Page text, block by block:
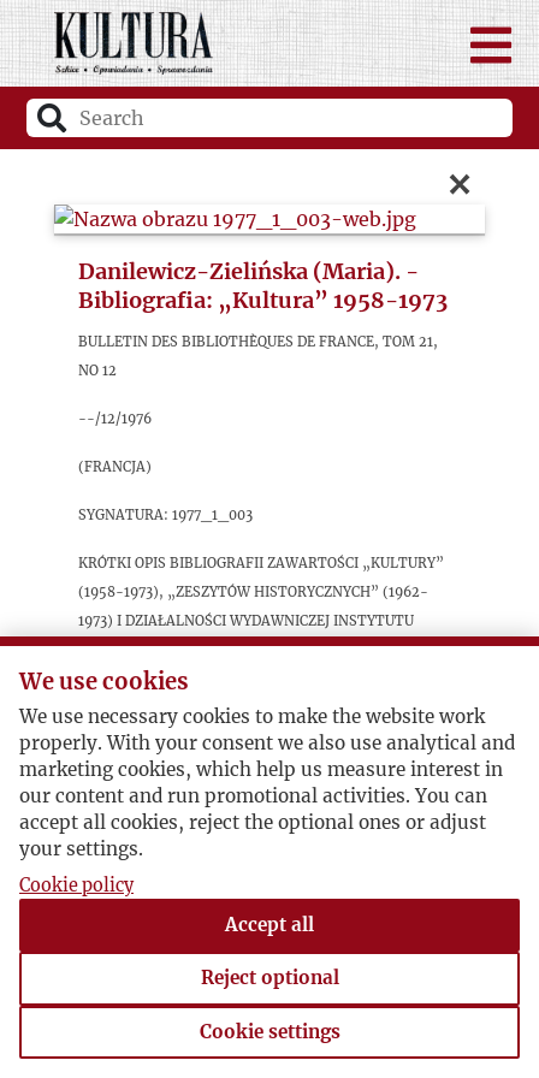
×
Danilewicz-Zielińska (Maria). -
Bibliografia: „Kultura” 1958-1973
Bulletin des bibliothèques de France, tom 21,
No 12
--/12/1976
(Francja)
sygnatura: 1977_1_003
Krótki opis bibliografii zawartości „Kultury”
(1958-1973), „Zeszytów Historycznych” (1962-
1973) i Działalności wydawniczej Instytutu
Literackiego (1959-1973).
Postacie powiązane
Bohater:Maria Danilewicz Zielińska
We use cookies
We use necessary cookies to make the website work
properly. With your consent we also use analytical and
marketing cookies, which help us measure interest in
our content and run promotional activities. You can
accept all cookies, reject the optional ones or adjust
your settings.
Cookie policy
Accept all
Reject optional
Cookie settings
Cookie settings